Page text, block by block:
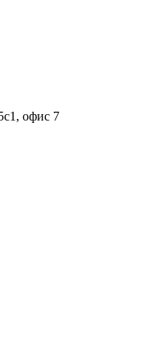
офис 7